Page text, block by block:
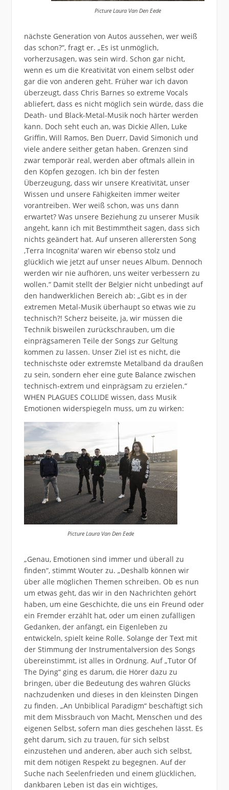
Picture Laura Van Den Eede
nächste Generation von Autos aussehen, wer weiß
das schon?“, fragt er. „Es ist unmöglich,
vorherzusagen, was sein wird. Schon gar nicht,
wenn es um die Kreativität von einem selbst oder
gar die von anderen geht. Früher war ich davon
überzeugt, dass Chris Barnes so extreme Vocals
abliefert, dass es nicht möglich sein würde, dass die
Death- und Black-Metal-Musik noch härter werden
kann. Doch seht euch an, was Dickie Allen, Luke
Griffin, Will Ramos, Ben Duerr, David Simonich und
viele andere seither getan haben. Grenzen sind
zwar temporär real, werden aber oftmals allein in
den Köpfen gezogen. Ich bin der festen
Überzeugung, dass wir unsere Kreativität, unser
Wissen und unsere Fähigkeiten immer weiter
vorantreiben. Wer weiß schon, was uns dann
erwartet? Was unsere Beziehung zu unserer Musik
angeht, kann ich mit Bestimmtheit sagen, dass sich
nichts geändert hat. Auf unseren allerersten Song
,Terra Incognita‘ waren wir ebenso stolz und
glücklich wie jetzt auf unser neues Album. Dennoch
werden wir nie aufhören, uns weiter verbessern zu
wollen.“ Damit stellt der Belgier nicht unbedingt auf
den handwerklichen Bereich ab: „Gibt es in der
extremen Metal-Musik überhaupt so etwas wie zu
technisch?! Scherz beiseite, ja, wir müssen die
Technik bisweilen zurückschrauben, um die
einprägsameren Teile der Songs zur Geltung
kommen zu lassen. Unser Ziel ist es nicht, die
technischste oder extremste Metalband da draußen
zu sein, sondern eher eine gute Balance zwischen
technisch-extrem und einprägsam zu erzielen.“
WHEN PLAGUES COLLIDE wissen, dass Musik
Emotionen widerspiegeln muss, um zu wirken:
Picture Laura Van Den Eede
„Genau, Emotionen sind immer und überall zu
finden“, stimmt Wouter zu. „Deshalb können wir
über alle möglichen Themen schreiben. Ob es nun
um etwas geht, das wir in den Nachrichten gehört
haben, um eine Geschichte, die uns ein Freund oder
ein Fremder erzählt hat, oder um einen zufälligen
Gedanken, der anfängt, ein Eigenleben zu
entwickeln, spielt keine Rolle. Solange der Text mit
der Stimmung der Instrumentalversion des Songs
übereinstimmt, ist alles in Ordnung. Auf „Tutor Of
The Dying“ ging es darum, die Hörer dazu zu
bringen, über die Bedeutung des wahren Glücks
nachzudenken und dieses in den kleinsten Dingen
zu finden. „An Unbiblical Paradigm“ beschäftigt sich
mit dem Missbrauch von Macht, Menschen und des
eigenen Selbst, sofern man dies geschehen lässt. Es
geht darum, sich zu trauen, für sich selbst
einzustehen und anderen, aber auch sich selbst,
mit dem nötigen Respekt zu begegnen. Auf der
Suche nach Seelenfrieden und einem glücklichen,
dankbaren Leben ist das ein wichtiges,